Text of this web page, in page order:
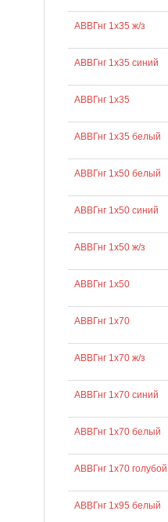
АВВГнг 1х35 ж/з
АВВГнг 1х35 синий
АВВГнг 1х35
АВВГнг 1х35 белый
АВВГнг 1х50 белый
АВВГнг 1х50 синий
АВВГнг 1х50 ж/з
АВВГнг 1х50
АВВГнг 1х70
АВВГнг 1х70 ж/з
АВВГнг 1х70 синий
АВВГнг 1х70 белый
АВВГнг 1х70 голубой
АВВГнг 1х95 белый